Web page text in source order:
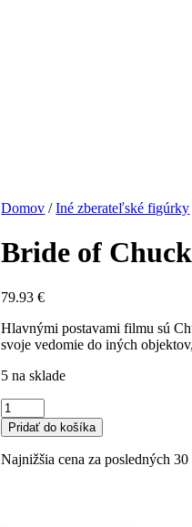
Domov / Iné zberateľské figúrky
Bride of
79.93€
Hlavnými postavami filmu sú
svoje vedomie do iných
5 na sklade
množstvo
Bride
of
Chucky
Pridať do košíka
Najnižšia cena za posledných 30